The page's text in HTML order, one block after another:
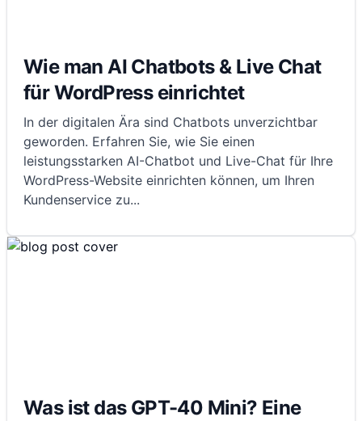
Wie man AI Chatbots & Live Chat
für WordPress einrichtet
In der digitalen Ära sind Chatbots unverzichtbar
geworden. Erfahren Sie, wie Sie einen
leistungsstarken AI-Chatbot und Live-Chat für Ihre
WordPress-Website einrichten können, um Ihren
Kundenservice zu...
Was ist das GPT-40 Mini? Eine